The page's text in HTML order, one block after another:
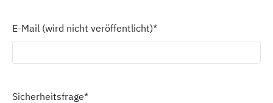
E-Mail (wird nicht veröffentlicht)*
Sicherheitsfrage*